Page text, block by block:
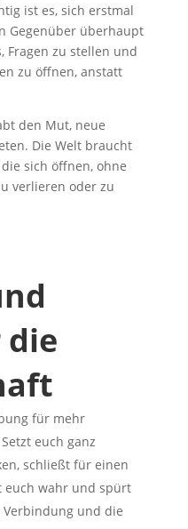
ist es, sich erstmal
Gegenüber überhaupt
Fragen zu stellen und
zu öffnen, anstatt
den Mut, neue
Die Welt braucht
sich öffnen, ohne
verlieren oder zu
für mehr
euch ganz
schließt für einen
euch wahr und spürt
und die